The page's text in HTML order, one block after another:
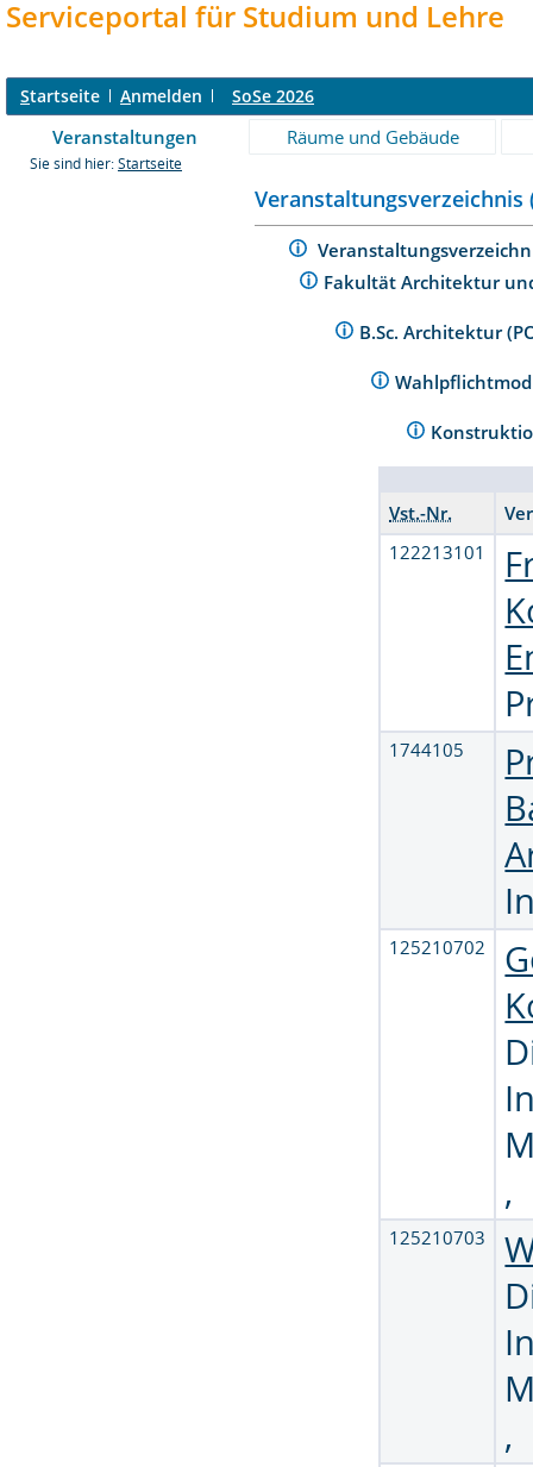
Serviceportal für Studium und Lehre
Startseite Anmelden SoSe 2026
Veranstaltungen Räume und Gebäude
Sie sind hier: Startseite
Veranstaltungsverzeichnis
Fakultät Architektur
B.Sc. Architektur
Vst.-Nr.
122213101
1744105
125210702
,
125210703
,